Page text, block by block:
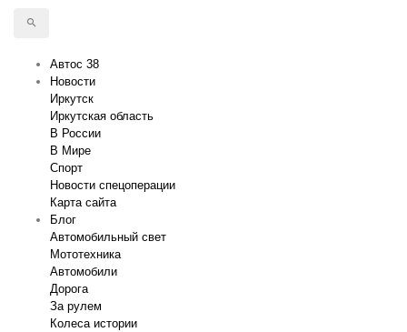
Автос 38
Новости
Иркутск
Иркутская область
В России
В Мире
Спорт
Новости спецоперации
Карта сайта
Блог
Автомобильный свет
Мототехника
Автомобили
Дорога
За рулем
Колеса истории